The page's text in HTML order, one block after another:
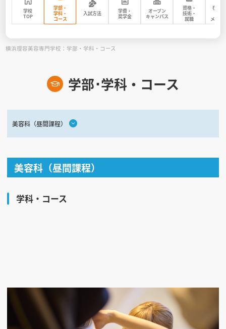
お役立ち情報
見学会WEB手引書
校内オンラインガイダンス
学校
TOP
学部・
学科・
コース
入試方法
学費・
奨学金
オープン
キャンパス
資格・
技術・
就職
在校
メッセ
横浜理容美容専門学校：学部・学科・コース
学部･学科・コース
美容科（昼間課程）
美容科（昼間課程）
学科・コース